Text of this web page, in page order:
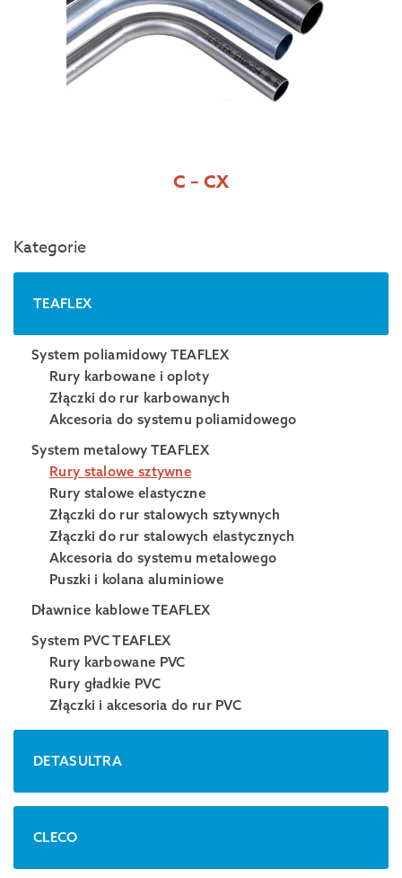
C – CX
Kategorie
TEAFLEX
System poliamidowy TEAFLEX
Rury karbowane i oploty
Złączki do rur karbowanych
Akcesoria do systemu poliamidowego
System metalowy TEAFLEX
Rury stalowe sztywne
Rury stalowe elastyczne
Złączki do rur stalowych sztywnych
Złączki do rur stalowych elastycznych
Akcesoria do systemu metalowego
Puszki i kolana aluminiowe
Dławnice kablowe TEAFLEX
System PVC TEAFLEX
Rury karbowane PVC
Rury gładkie PVC
Złączki i akcesoria do rur PVC
DETASULTRA
CLECO